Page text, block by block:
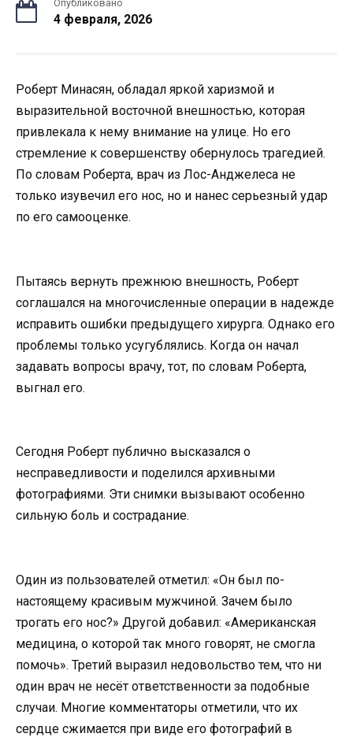
Опубликовано
4 февраля, 2026
Роберт Минасян, обладал яркой харизмой и
выразительной восточной внешностью, которая
привлекала к нему внимание на улице. Но его
стремление к совершенству обернулось трагедией.
По словам Роберта, врач из Лос-Анджелеса не
только изувечил его нос, но и нанес серьезный удар
по его самооценке.
Пытаясь вернуть прежнюю внешность, Роберт
соглашался на многочисленные операции в надежде
исправить ошибки предыдущего хирурга. Однако его
проблемы только усугублялись. Когда он начал
задавать вопросы врачу, тот, по словам Роберта,
выгнал его.
Сегодня Роберт публично высказался о
несправедливости и поделился архивными
фотографиями. Эти снимки вызывают особенно
сильную боль и сострадание.
Один из пользователей отметил: «Он был по-
настоящему красивым мужчиной. Зачем было
трогать его нос?» Другой добавил: «Американская
медицина, о которой так много говорят, не смогла
помочь». Третий выразил недовольство тем, что ни
один врач не несёт ответственности за подобные
случаи. Многие комментаторы отметили, что их
сердце сжимается при виде его фотографий в